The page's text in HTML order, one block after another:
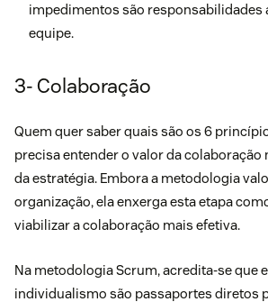
impedimentos são responsabilidades
equipe.
3- Colaboração
Quem quer saber quais são os 6
precisa entender o valor da
da estratégia. Embora a metodologia
organização, ela enxerga esta etapa
viabilizar a colaboração mais efetiva.
Na metodologia Scrum, acredita-se que
individualismo são passaportes diretos